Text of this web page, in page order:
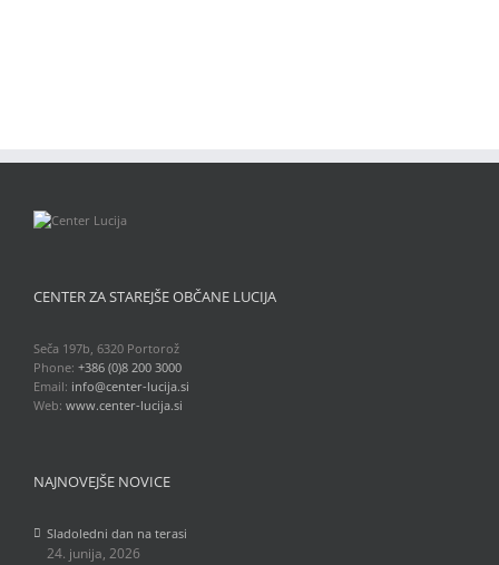
CENTER ZA STAREJŠE OBČANE LUCIJA
Seča 197b, 6320 Portorož
Phone: +386 (0)8 200 3000
Email: info@center-lucija.si
Web: www.center-lucija.si
NAJNOVEJŠE NOVICE
Sladoledni dan na terasi
24. junija, 2026